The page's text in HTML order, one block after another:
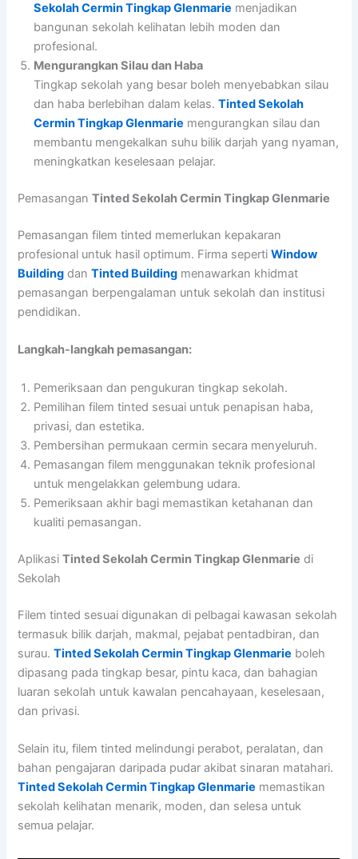
Sekolah Cermin Tingkap Glenmarie menjadikan
bangunan sekolah kelihatan lebih moden dan
profesional.
Mengurangkan Silau dan Haba
Tingkap sekolah yang besar boleh menyebabkan silau
dan haba berlebihan dalam kelas.Tinted Sekolah
Cermin Tingkap Glenmarie mengurangkan silau dan
membantu mengekalkan suhu bilik darjah yang nyaman,
meningkatkan keselesaan pelajar.
PemasanganTinted Sekolah Cermin Tingkap Glenmarie
Pemasangan filem tinted memerlukan kepakaran
profesional untuk hasil optimum. Firma sepertiWindow
Building danTinted Building menawarkan khidmat
pemasangan berpengalaman untuk sekolah dan institusi
pendidikan.
Langkah-langkah pemasangan:
Pemeriksaan dan pengukuran tingkap sekolah.
Pemilihan filem tinted sesuai untuk penapisan haba,
privasi, dan estetika.
Pembersihan permukaan cermin secara menyeluruh.
Pemasangan filem menggunakan teknik profesional
untuk mengelakkan gelembung udara.
Pemeriksaan akhir bagi memastikan ketahanan dan
kualiti pemasangan.
AplikasiTinted Sekolah Cermin Tingkap Glenmarie di
Sekolah
Filem tinted sesuai digunakan di pelbagai kawasan sekolah
termasuk bilik darjah, makmal, pejabat pentadbiran, dan
surau.Tinted Sekolah Cermin Tingkap Glenmarie boleh
dipasang pada tingkap besar, pintu kaca, dan bahagian
luaran sekolah untuk kawalan pencahayaan, keselesaan,
dan privasi.
Selain itu, filem tinted melindungi perabot, peralatan, dan
bahan pengajaran daripada pudar akibat sinaran matahari.
Tinted Sekolah Cermin Tingkap Glenmarie memastikan
sekolah kelihatan menarik, moden, dan selesa untuk
semua pelajar.